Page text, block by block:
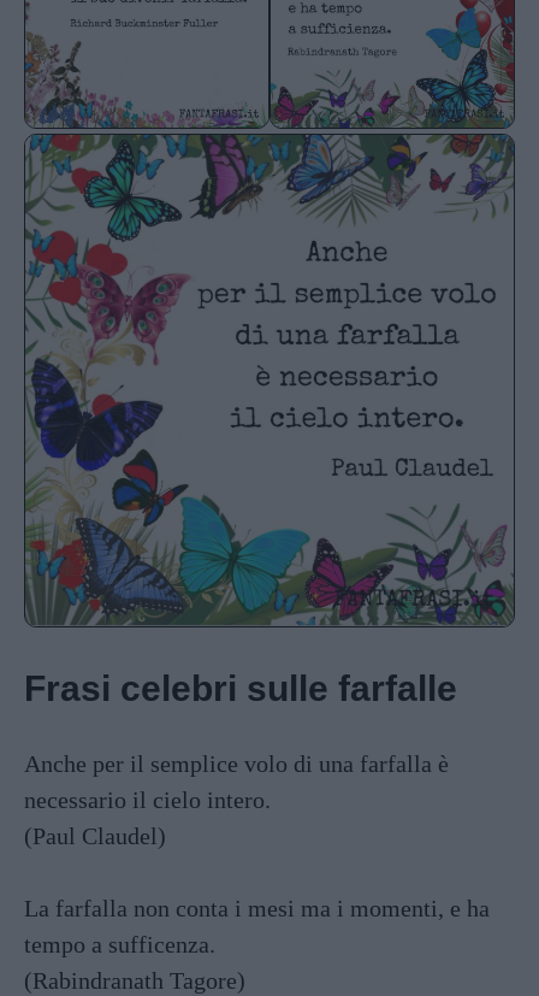
Frasi celebri sulle farfalle
Anche per il semplice volo di una farfalla è
necessario il cielo intero.
(Paul Claudel)
La farfalla non conta i mesi ma i momenti, e ha
tempo a sufficenza.
(Rabindranath Tagore)